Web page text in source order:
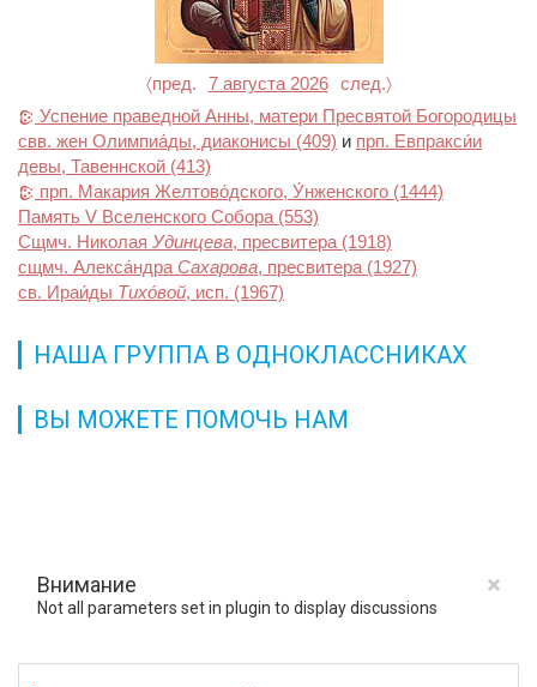
〈пред. 7 августа 2026
след.〉
Успение праведной Анны, матери Пресвятой Богородицы
свв. жен Олимпиа́ды, диаконисы (409) и прп. Евпракси́и
девы, Тавеннской (413)
прп. Макария Желтово́дского, У́нженского (1444)
Память V Вселенского Собора (553)
Сщмч. Николая Удинцева, пресвитера (1918)
сщмч. Алекса́ндра Сахарова, пресвитера (1927)
св. Ираи́ды Тихо́вой, исп. (1967)
НАША ГРУППА В ОДНОКЛАССНИКАХ
ВЫ МОЖЕТЕ ПОМОЧЬ НАМ
×
Внимание
Not all parameters set in plugin to display discussions